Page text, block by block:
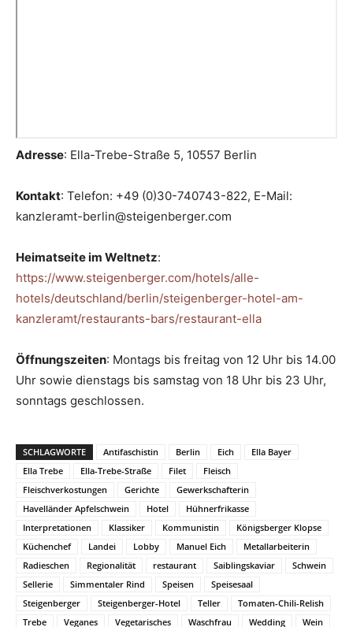
Adresse: Ella-Trebe-Straße 5, 10557 Berlin
Kontakt: Telefon: +49 (0)30-740743-822, E-Mail:
kanzleramt-berlin@steigenberger.com
Heimatseite im Weltnetz:
https://www.steigenberger.com/hotels/alle-
hotels/deutschland/berlin/steigenberger-hotel-am-
kanzleramt/restaurants-bars/restaurant-ella
Öffnungszeiten: Montags bis freitag von 12 Uhr bis 14.00
Uhr sowie dienstags bis samstag von 18 Uhr bis 23 Uhr,
sonntags geschlossen.
SCHLAGWORTE Antifaschistin Berlin Eich
Ella Bayer
Ella Trebe
Ella-Trebe-Straße Filet
Fleisch
Fleischverkostungen
Gerichte
Gewerkschafterin
Havelländer Apfelschwein
Hotel
Hühnerfrikasse
Interpretationen
Klassiker Kommunistin
Königsberger Klopse
Küchenchef
Landei Lobby Manuel Eich
Metallarbeiterin
Radieschen
Regionalität restaurant Saiblingskaviar
Schwein
Sellerie
Simmentaler Rind Speisen
Speisesaal
Steigenberger
Steigenberger-Hotel Teller
Tomaten-Chili-Relish
Trebe
Veganes Vegetarisches Waschfrau Wedding
Wein